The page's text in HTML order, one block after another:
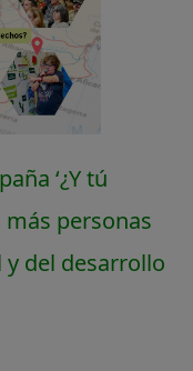
‘¿Y tú
más personas
del desarrollo